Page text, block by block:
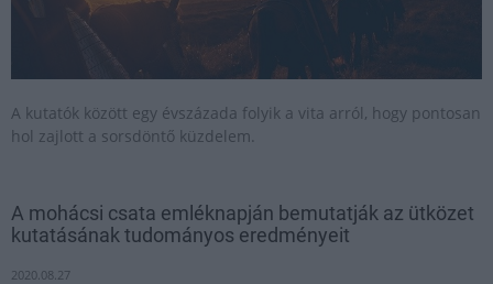
A kutatók között egy évszázada folyik a vita arról, hogy pontosan
hol zajlott a sorsdöntő küzdelem.
A mohácsi csata emléknapján bemutatják az ütközet
kutatásának tudományos eredményeit
2020.08.27